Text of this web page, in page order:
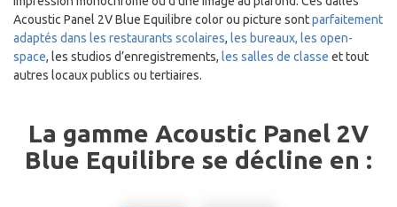
Acoustic Panel 2V Blue Equilibre color ou picture sontparfaitement
adaptés dans les restaurants scolaires, les bureaux, les open-
space, les studios d’enregistrements, les salles de classe et tout
autres locaux publics ou tertiaires.
La gamme Acoustic Panel 2V
Blue Equilibre se décline en :